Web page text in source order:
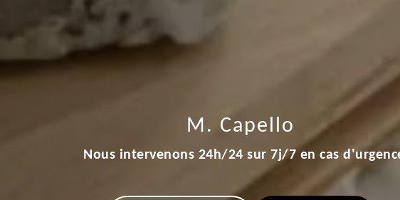
M. Capello
Nous intervenons 24h/24 sur 7j/7 en cas